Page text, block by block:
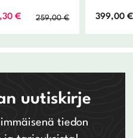
259,00€Alkuperäinen
€
Nykyinen399,00€
uutiskirje
tiedon